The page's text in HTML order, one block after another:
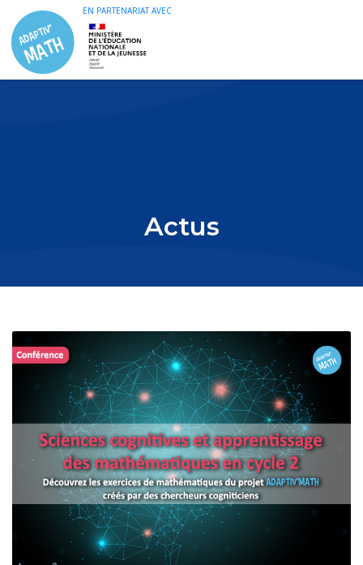
EN PARTENARIAT AVEC
Actus